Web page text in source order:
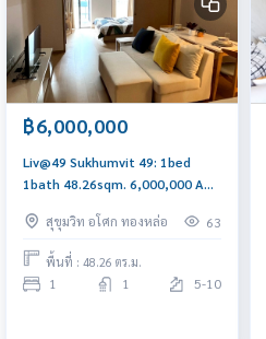
฿6,000,000
Liv@49 Sukhumvit 49: 1bed
1bath 48.26sqm. 6,000,000 Am:
สุขุมวิท อโศก ทองหล่อ
63
พื้นที่ : 48.26 ตร.ม.
1 1 5-10